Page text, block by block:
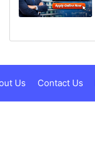
Us Contact Us